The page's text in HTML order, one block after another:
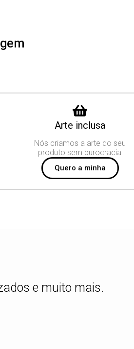
Arte inclusa
Nós criamos a arte do seu
produto sem burocracia
Quero a minha
e muito mais.